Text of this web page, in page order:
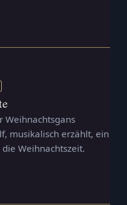
IN NEUEM TAB)
Weihnachtsgans
musikalisch erzählt, ein
Weihnachtszeit.